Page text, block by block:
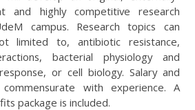
and highly competitive research
campus. Research topics can
limited to, antibiotic resistance,
bacterial physiology and
or cell biology. Salary and
with experience. A
package is included.